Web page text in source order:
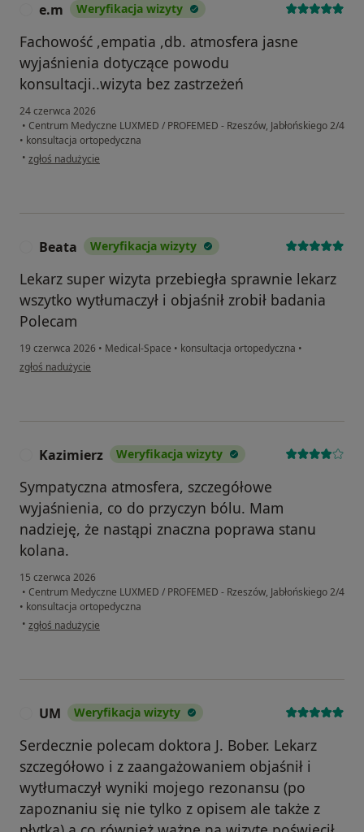
e.m Weryfikacja wizyty
Fachowość ,empatia ,db. atmosfera jasne
wyjaśnienia dotyczące powodu
konsultacji..wizyta bez zastrzeżeń
24 czerwca 2026
• Centrum Medyczne LUXMED / PROFEMED - Rzeszów, Jabłońskiego 2/4
• konsultacja ortopedyczna
• w opinii użytkownika e.m
zgłoś nadużycie
Beata Weryfikacja wizyty
Lekarz super wizyta przebiegła sprawnie lekarz
wszytko wytłumaczył i objaśnił zrobił badania
Polecam
19 czerwca 2026 • Medical-Space • konsultacja ortopedyczna •
w opinii użytkownika Beata
zgłoś nadużycie
Kazimierz Weryfikacja wizyty
Sympatyczna atmosfera, szczegółowe
wyjaśnienia, co do przyczyn bólu. Mam
nadzieję, że nastąpi znaczna poprawa stanu
kolana.
15 czerwca 2026
• Centrum Medyczne LUXMED / PROFEMED - Rzeszów, Jabłońskiego 2/4
• konsultacja ortopedyczna
• w opinii użytkownika Kazimierz
zgłoś nadużycie
UM Weryfikacja wizyty
Serdecznie polecam doktora J. Bober. Lekarz
szczegółowo i z zaangażowaniem objaśnił i
wytłumaczył wyniki mojego rezonansu (po
zapoznaniu się nie tylko z opisem ale także z